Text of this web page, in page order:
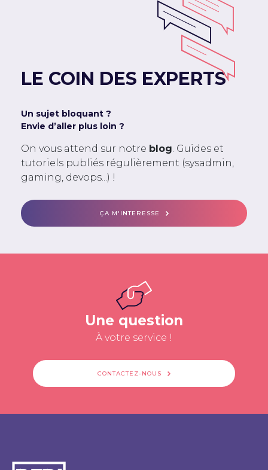
LE COIN DES EXPERTS
Un sujet bloquant ?
Envie d’aller plus loin ?
On vous attend sur notre blog. Guides et
tutoriels publiés régulièrement (sysadmin,
gaming, devops...) !
ÇA M'INTERESSE
Une question
À votre service !
CONTACTEZ-NOUS